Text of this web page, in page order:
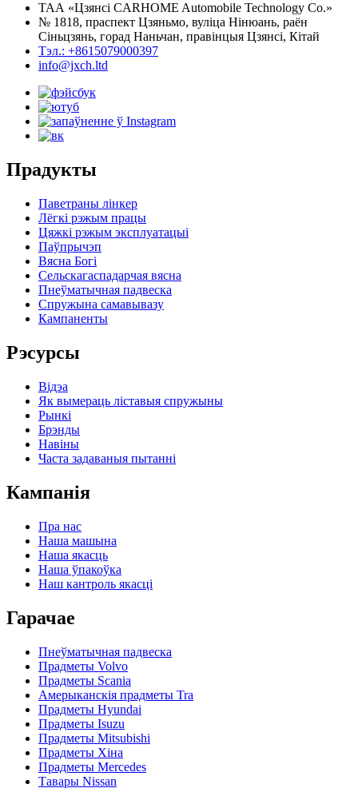
ТАА «Цзянсі CARHOME Automobile Technology Co.»
№ 1818, праспект Цзяньмо, вуліца Нінюань, раён
Сіньцзянь, горад Наньчан, правінцыя Цзянсі, Кітай
Тэл.: +8615079000397
info@jxch.ltd
Прадукты
Паветраны лінкер
Лёгкі рэжым працы
Цяжкі рэжым эксплуатацыі
Паўпрычэп
Вясна Богі
Сельскагаспадарчая вясна
Пнеўматычная падвеска
Спружына самавывазу
Кампаненты
Рэсурсы
Відэа
Як вымераць ліставыя спружыны
Рынкі
Брэнды
Навіны
Часта задаваныя пытанні
Кампанія
Пра нас
Наша машына
Наша якасць
Наша ўпакоўка
Наш кантроль якасці
Гарачае
Пнеўматычная падвеска
Прадметы Volvo
Прадметы Scania
Амерыканскія прадметы Tra
Прадметы Hyundai
Прадметы Isuzu
Прадметы Mitsubishi
Прадметы Хіна
Прадметы Mercedes
Тавары Nissan